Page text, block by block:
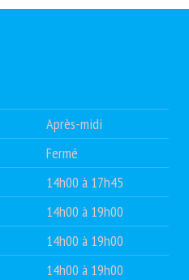
Après-midi
Fermé
14h00 à 17h45
14h00 à 19h00
14h00 à 19h00
14h00 à 19h00